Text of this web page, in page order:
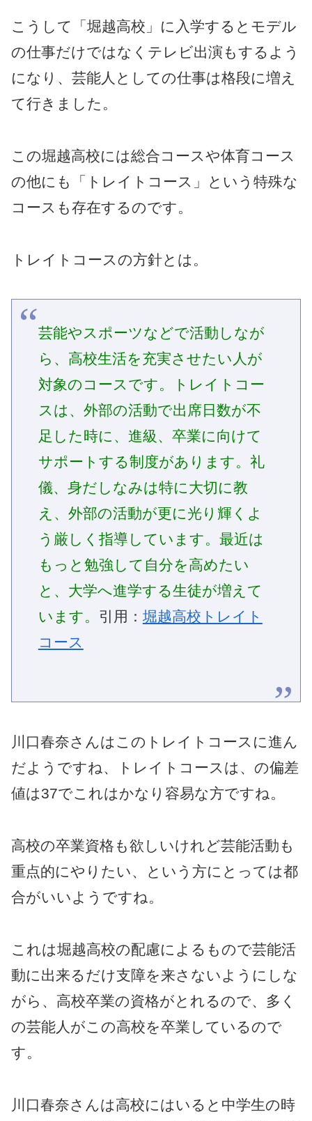
こうして「堀越高校」に入学するとモデル
の仕事だけではなくテレビ出演もするよう
になり、芸能人としての仕事は格段に増え
て行きました。
この堀越高校には総合コースや体育コース
の他にも「トレイトコース」という特殊な
コースも存在するのです。
トレイトコースの方針とは。
芸能やスポーツなどで活動しなが
ら、高校生活を充実させたい人が
対象のコースです。トレイトコー
スは、外部の活動で出席日数が不
足した時に、進級、卒業に向けて
サポートする制度があります。礼
儀、身だしなみは特に大切に教
え、外部の活動が更に光り輝くよ
う厳しく指導しています。最近は
もっと勉強して自分を高めたい
と、大学へ進学する生徒が増えて
います。 引用： 堀越高校トレイト
コース
川口春奈さんはこのトレイトコースに進ん
だようですね、トレイトコースは、の偏差
値は37でこれはかなり容易な方ですね。
高校の卒業資格も欲しいけれど芸能活動も
重点的にやりたい、という方にとっては都
合がいいようですね。
これは堀越高校の配慮によるもので芸能活
動に出来るだけ支障を来さないようにしな
がら、高校卒業の資格がとれるので、多く
の芸能人がこの高校を卒業しているので
す。
川口春奈さんは高校にはいると中学生の時